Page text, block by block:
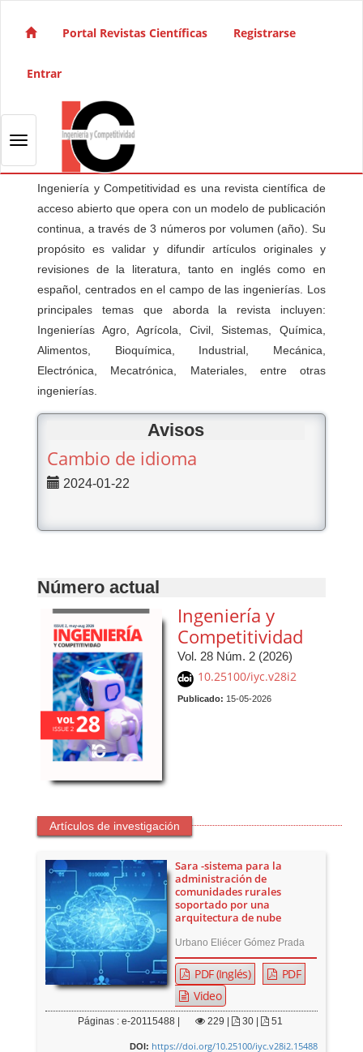
Navegación principal
Barra lateral
Portal Revistas Científicas Registrarse
Entrar
Toggle navigation
Ingeniería y Competitividad es una revista científica de
acceso abierto que opera con un modelo de publicación
continua, a través de 3 números por volumen (año). Su
propósito es validar y difundir artículos originales y
revisiones de la literatura, tanto en inglés como en
español, centrados en el campo de las ingenierías. Los
principales temas que aborda la revista incluyen:
Ingenierías Agro, Agrícola, Civil, Sistemas, Química,
Alimentos, Bioquímica, Industrial, Mecánica,
Electrónica, Mecatrónica, Materiales, entre otras
ingenierías.
Avisos
Cambio de idioma
2024-01-22
Número actual
Ingeniería y
Competitividad
Vol. 28 Núm. 2 (2026)
10.25100/iyc.v28i2
Publicado: 15-05-2026
Artículos de investigación
Sara -sistema para la
administración de
comunidades rurales
soportado por una
arquitectura de nube
Urbano Eliécer Gómez Prada
PDF (Inglés)
PDF
Video
Páginas : e-20115488 | 229 30 | 51
DOI: https://doi.org/10.25100/iyc.v28i2.15488